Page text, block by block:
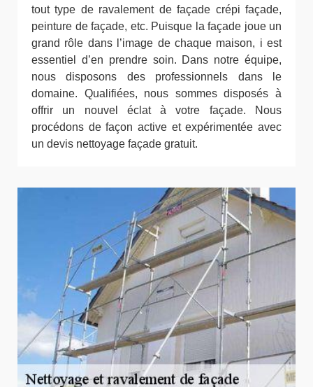
tout type de ravalement de façade crépi façade,
peinture de façade, etc. Puisque la façade joue un
grand rôle dans l’image de chaque maison, i est
essentiel d’en prendre soin. Dans notre équipe,
nous disposons des professionnels dans le
domaine. Qualifiées, nous sommes disposés à
offrir un nouvel éclat à votre façade. Nous
procédons de façon active et expérimentée avec
un devis nettoyage façade gratuit.